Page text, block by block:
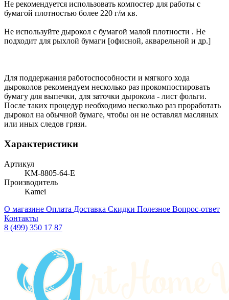
Не рекомендуется использовать компостер для работы с
бумагой плотностью более 220 г/м кв.
Не используйте дырокол с бумагой малой плотности . Не
подходит для рыхлой бумаги [офисной, акварельной и др.]
Для поддержания работоспособности и мягкого хода
дыроколов рекомендуем несколько раз прокомпостировать
бумагу для выпечки, для заточки дырокола - лист фольги.
После таких процедур необходимо несколько раз проработать
дырокол на обычной бумаге, чтобы он не оставлял масляных
или иных следов грязи.
Характеристики
Артикул
KM-8805-64-E
Производитель
Kamei
О магазине Оплата Доставка Скидки Полезное Вопрос-ответ
Контакты
8 (499) 350 17 87